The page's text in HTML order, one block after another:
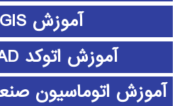
آموزش ArcGIS
آموزش اتوکد AUTOCAD